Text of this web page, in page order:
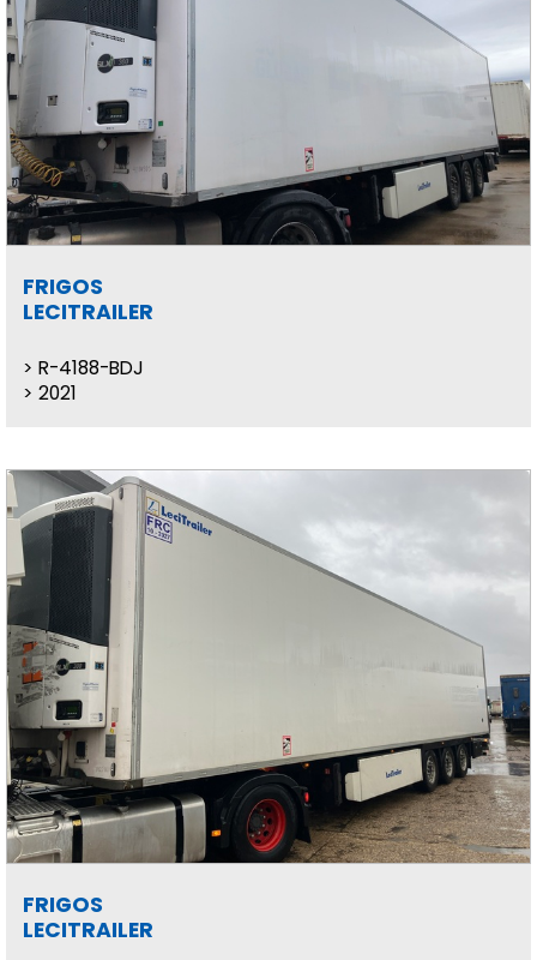
FRIGOS
LECITRAILER
R-4188-BDJ
2021
FRIGOS
LECITRAILER